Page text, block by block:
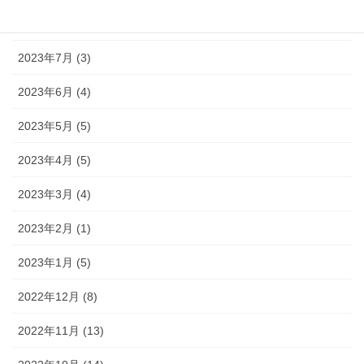
2023年7月 (3)
2023年6月 (4)
2023年5月 (5)
2023年4月 (5)
2023年3月 (4)
2023年2月 (1)
2023年1月 (5)
2022年12月 (8)
2022年11月 (13)